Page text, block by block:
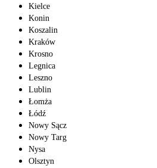
Kielce
Konin
Koszalin
Kraków
Krosno
Legnica
Leszno
Lublin
Łomża
Łódź
Nowy Sącz
Nowy Targ
Nysa
Olsztyn